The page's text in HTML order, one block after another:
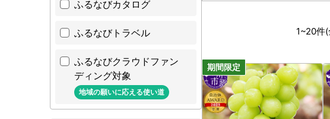
1~20件(
ふるなびカタログ
ふるなびトラベル
ふるなびクラウドファン
ディング対象
地域の願いに応える使い道